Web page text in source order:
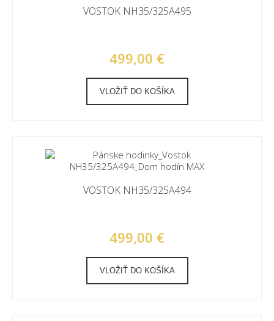
VOSTOK NH35/325A495
499,00 €
VLOŽIŤ DO KOŠÍKA
VOSTOK NH35/325A494
499,00 €
VLOŽIŤ DO KOŠÍKA